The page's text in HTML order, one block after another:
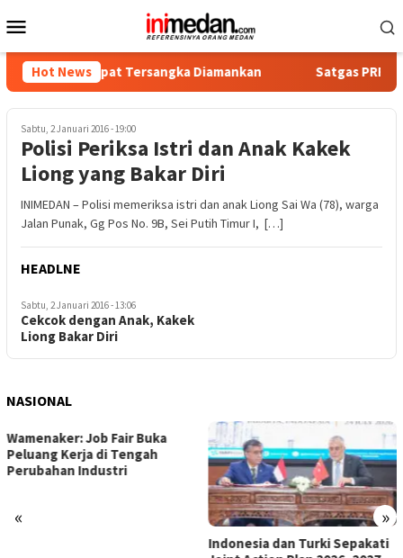
ke
Mobile
Hot News
Empat Tersangka Diamankan Satgas PRR Pacu
Sabtu, 2 Januari 2016 - 19:00
Polisi Periksa Istri dan Anak Kakek
Liong yang Bakar Diri
INIMEDAN – Polisi memeriksa istri dan anak Liong Sai Wa (78), warga
Jalan Punak, Gg Pos No. 9B, Sei Putih Timur I, […]
HEADLNE
Sabtu, 2 Januari 2016 - 13:06
Cekcok dengan Anak, Kakek
Liong Bakar Diri
NASIONAL
« »
Satgas PRR Pacu Realisasi